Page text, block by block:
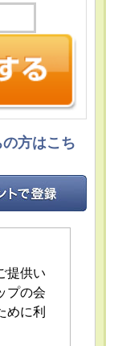
方はこち
提供い
プの会
めに利